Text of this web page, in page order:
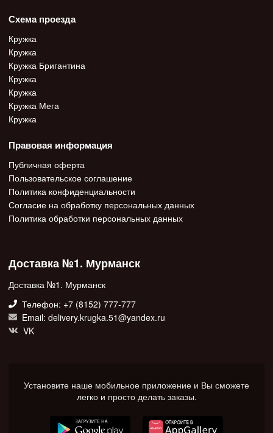
Схема проезда
Кружка
Кружка
Кружка Бригантина
Кружка
Кружка
Кружка Мега
Кружка
Правовая информация
Публичная оферта
Пользовательское соглашение
Политика конфиденциальности
Согласие на обработку персональных данных
Политика обработки персональных данных
Доставка №1. Мурманск
Доставка №1. Мурманск
Телефон: +7 (8152) 777-777
Email: delivery.krugka.51@yandex.ru
VK
Установите наше мобильное приложение и Вы сможете
легко и просто делать заказы.